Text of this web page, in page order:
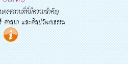
ตรสถานที่ที่มีความสำคัญ
ศาสนา และศิลปวัฒนธรรม